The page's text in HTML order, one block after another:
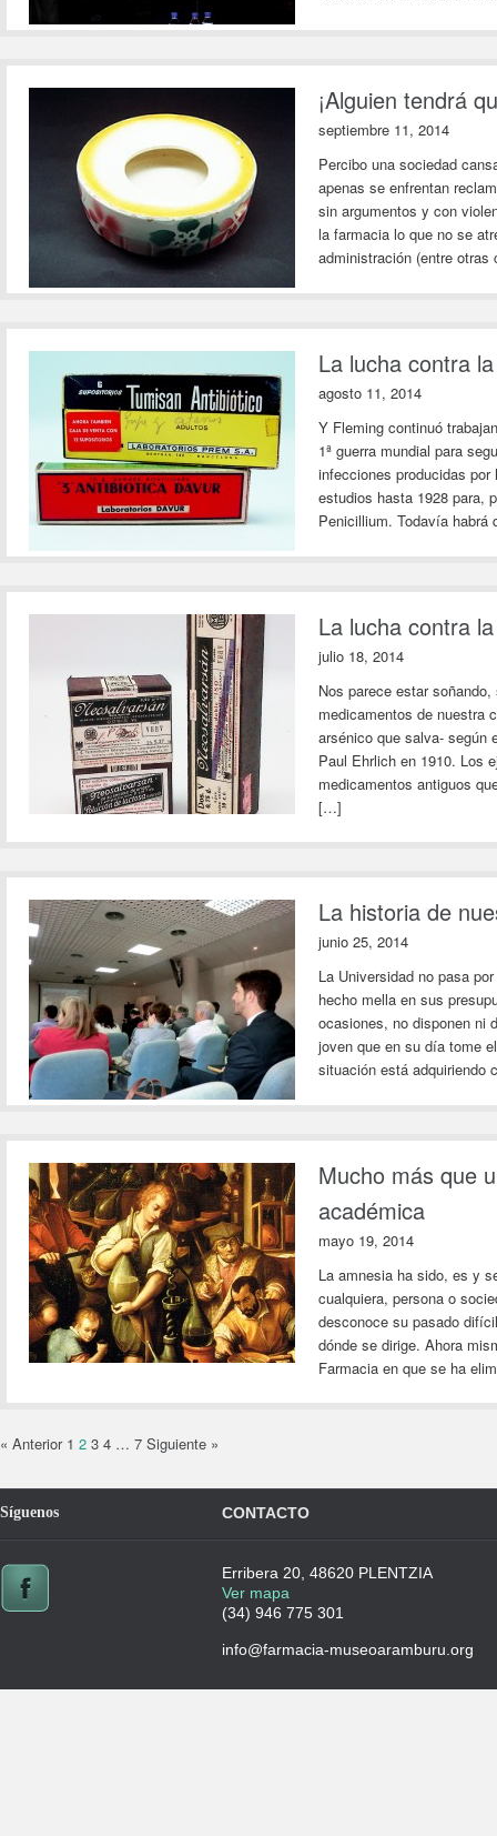
¡Alguien tendrá
septiembre 11, 2014
Percibo una sociedad
apenas se enfrentan
sin argumentos y con
la farmacia lo que no se
administración (entre
La lucha contra
agosto 11, 2014
Y Fleming continuó
1ª guerra mundial para
infecciones producidas
estudios hasta 1928 para,
Penicillium. Todavía
La lucha contra
julio 18, 2014
Nos parece estar
medicamentos de nuestra
arsénico que salva- según
Paul Ehrlich en 1910. Los
medicamentos antiguos
[…]
La historia de
junio 25, 2014
La Universidad no pasa
hecho mella en sus
ocasiones, no disponen ni
joven que en su día tome
situación está
Mucho más que
académica
mayo 19, 2014
La amnesia ha sido, es y
cualquiera, persona o
desconoce su pasado
dónde se dirige. Ahora
Farmacia en que se ha
« Anterior 1 2 3 4 … 7 Siguiente »
Síguenos CONTACTO
Erribera 20, 48620 PLENTZIA
Ver mapa
(34) 946 775 301
info@farmacia-museoaramburu.org